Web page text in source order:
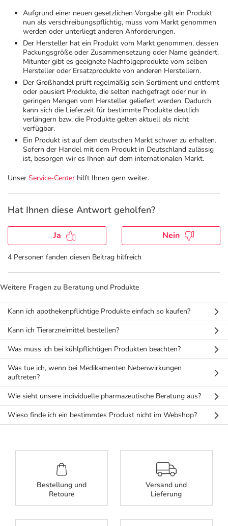
Diabetes
Körperpflege & Kosmetik
Liebe & Erotik
Mutter & Kind
Nahrungsergänzung
Sport & Fitness
Tierapotheke
Vitamine & Mineralstoffe
Marken
Geschenkideen
Aktuelle Coupons 6
Summer SALE
Reiseapotheke
Insektenschutz
Täglich gut versorgt
Fragen und Antworten
Kontakt
Ratgeber
Beliebte Beiträge
E-Rezept einlösen
5% Extra Cash
Avene & Ducray Deals
Eucerin Deals
Evolsin Deals
Frontline & Frontpro Deals
Refluthin, Lasea & Carmenthin Deals
Salus Deals
Aufgrund einer neuen gesetzlichen Vorgabe gilt ein Produkt
nun als verschreibungspflichtig, muss vom Markt genommen
werden oder unterliegt anderen Anforderungen.
Der Hersteller hat ein Produkt vom Markt genommen, dessen
Packungsgröße oder Zusammensetzung oder Name geändert.
Mitunter gibt es geeignete Nachfolgeprodukte vom selben
Hersteller oder Ersatzprodukte von anderen Herstellern.
Der Großhandel prüft regelmäßig sein Sortiment und entfernt
oder pausiert Produkte, die selten nachgefragt oder nur in
geringen Mengen vom Hersteller geliefert werden. Dadurch
kann sich die Lieferzeit für bestimmte Produkte deutlich
verlängern bzw. die Produkte gelten aktuell als nicht
verfügbar.
Ein Produkt ist auf dem deutschen Markt schwer zu erhalten.
Sofern der Handel mit dem Produkt in Deutschland zulässig
ist, besorgen wir es Ihnen auf dem internationalen Markt.
Unser Service-Center hilft Ihnen gern weiter.
Hat Ihnen diese Antwort geholfen?
Ja Nein
4 Personen fanden diesen Beitrag hilfreich
Weitere Fragen zu Beratung und Produkte
Kann ich apothekenpflichtige Produkte einfach so kaufen?
Kann ich Tierarzneimittel bestellen?
Was muss ich bei kühlpflichtigen Produkten beachten?
Was tue ich, wenn bei Medikamenten Nebenwirkungen
auftreten?
Wie sieht unsere individuelle pharmazeutische Beratung aus?
Wieso finde ich ein bestimmtes Produkt nicht im Webshop?
Bestellung und
Retoure
Versand und
Lieferung